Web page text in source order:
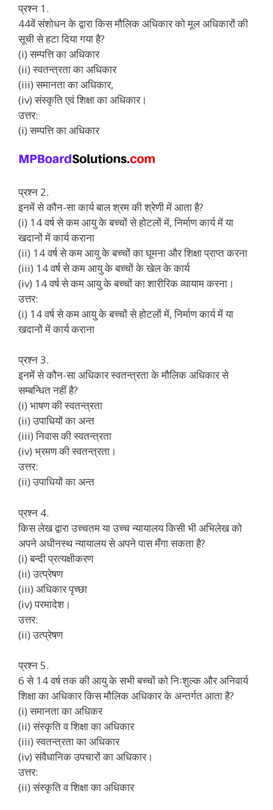
प्रश्न 1.
44वें संशोधन के द्वारा किस मौलिक अधिकार को मूल अधिकारों की
सूची से हटा दिया गया है?
(i) सम्पत्ति का अधिकार
(ii) स्वतन्त्रता का अधिकार
(iii) समानता का अधिकार,
(iv) संस्कृति एवं शिक्षा का अधिकार।
उत्तर:
(i) सम्पत्ति का अधिकार
प्रश्न 2.
इनमें से कौन-सा कार्य बाल श्रम की श्रेणी में आता है?
(i) 14 वर्ष से कम आयु के बच्चों से होटलों में, निर्माण कार्य में या
खदानों में कार्य कराना
(ii) 14 वर्ष से कम आयु के बच्चों का घूमना और शिक्षा प्राप्त करना
(iii) 14 वर्ष से कम आयु के बच्चों के खेल के कार्य
(iv) 14 वर्ष से कम आयु के बच्चों का शारीरिक व्यायाम करना।
उत्तर:
(i) 14 वर्ष से कम आयु के बच्चों से होटलों में, निर्माण कार्य में या
खदानों में कार्य कराना
प्रश्न 3.
इनमें से कौन-सा अधिकार स्वतन्त्रता के मौलिक अधिकार से
सम्बन्धित नहीं है?
(i) भाषण की स्वतन्त्रता
(ii) उपाधियों का अन्त
(iii) निवास की स्वतन्त्रता
(iv) भ्रमण की स्वतन्त्रता।
उत्तर:
(ii) उपाधियों का अन्त
प्रश्न 4.
किस लेख द्वारा उच्चतम या उच्च न्यायालय किसी भी अभिलेख को
अपने अधीनस्थ न्यायालय से अपने पास मँगा सकता है?
(i) बन्दी प्रत्यक्षीकरण
(ii) उत्प्रेषण
(iii) अधिकार पृच्छा
(iv) परमादेश।
उत्तर:
(ii) उत्प्रेषण
प्रश्न 5.
6 से 14 वर्ष तक की आयु के सभी बच्चों को निःशुल्क और अनिवार्य
शिक्षा का अधिकार किस मौलिक अधिकार के अन्तर्गत आता है?
(i) समानता का अधिकर
(ii) संस्कृति व शिक्षा का अधिकार
(iii) स्वतन्त्रता का अधिकार
(iv) संवैधानिक उपचारों का अधिकार।
उत्तर:
(ii) संस्कृति व शिक्षा का अधिकार